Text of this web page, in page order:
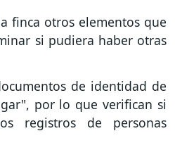
finca otros elementos que
si pudiera haber otras
de identidad de
por lo que verifican si
registros de personas